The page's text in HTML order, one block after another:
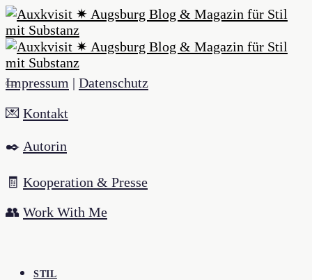
Impressum | Datenschutz
💌 Kontakt
✒️ Autorin
🧾 Kooperation & Presse
👥 Work With Me
STIL